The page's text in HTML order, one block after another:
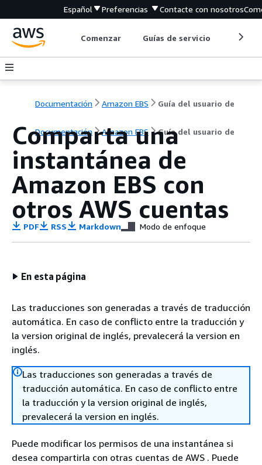
Español Preferencias Contacte con nosotros
Comenzar Guías de servicio
Documentación Amazon EBS Guía del usuario de
Documentación Amazon EBS Guía del usuario de
Comparta una
instantánea de
Amazon EBS con
otros AWS cuentas
PDF RSS Markdown Modo de enfoque
En esta página
Las traducciones son generadas a través de traducción
automática. En caso de conflicto entre la traducción y
la version original de inglés, prevalecerá la version en
inglés.
Las traducciones son generadas a través de
traducción automática. En caso de conflicto entre
la traducción y la version original de inglés,
prevalecerá la version en inglés.
Puede modificar los permisos de una instantánea si
desea compartirla con otras cuentas de AWS . Puede